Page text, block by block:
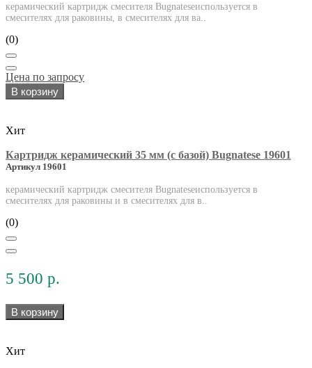
керамический картридж смесителя Bugnateseиспользуется в
смесителях для раковины, в смесителях для ва..
(0)
Цена по запросу
В корзину
Хит
Картридж керамический 35 мм (с базой) Bugnatese 19601
Артикул 19601
керамический картридж смесителя Bugnateseиспользуется в
смесителях для раковины и в смесителях для в..
(0)
5 500 р.
В корзину
Хит